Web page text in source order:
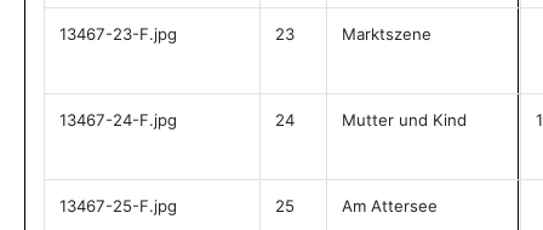
13467-23-F.jpg 23 Marktszene
13467-24-F.jpg 24 Mutter und Kind
13467-25-F.jpg 25 Am Attersee